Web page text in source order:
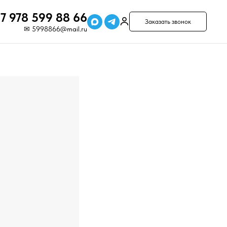
978 599 88 66
✉ 5998866@mail.ru
Заказать звонок